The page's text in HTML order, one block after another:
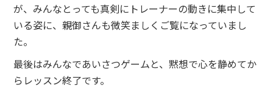
が、みんなとっても真剣にトレーナーの動きに集中して
いる姿に、親御さんも微笑ましくご覧になっていまし
た。
最後はみんなであいさつゲームと、黙想で心を静めてか
らレッスン終了です。